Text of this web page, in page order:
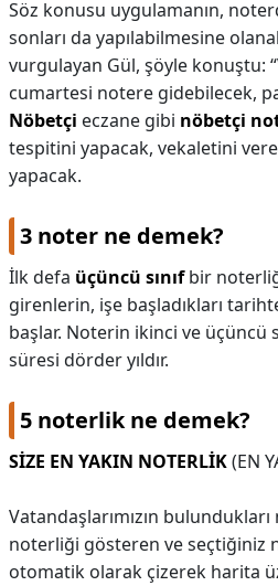
Söz konusu uygulamanın,
sonları da yapılabilmesine
vurgulayan Gül, şöyle konuştu:
cumartesi notere gidebilecek,
Nöbetçi eczane gibi nöbetçi
tespitini yapacak, vekaletini
yapacak.
3 noter ne demek?
İlk defa üçüncü sınıfbir
girenlerin, işe başladıkları
başlar. Noterin ikinci ve üçüncü
süresi dörder yıldır.
5 noterlik ne demek?
SİZE EN YAKIN NOTERLİK(EN
Vatandaşlarımızın
noterliği gösteren ve seçtiğiniz
otomatik olarak çizerek harita